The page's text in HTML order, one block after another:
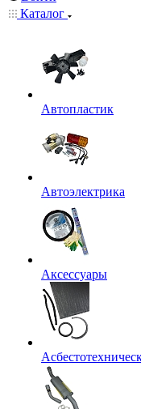
Каталог
Автопластик
Автоэлектрика
Аксессуары